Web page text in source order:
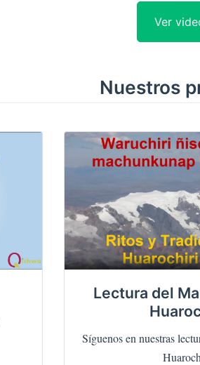
Ver
Nuestros
Lectura del
Síguenos en nuestras